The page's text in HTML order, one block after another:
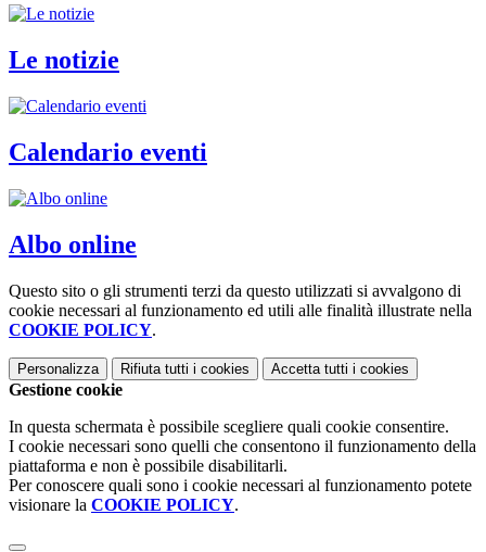
Le notizie
Calendario eventi
Albo online
Questo sito o gli strumenti terzi da questo utilizzati si avvalgono di
cookie necessari al funzionamento ed utili alle finalità illustrate nella
COOKIE POLICY.
Personalizza Rifiuta tutti i cookies Accetta tutti i cookies
Gestione cookie
In questa schermata è possibile scegliere quali cookie consentire.
I cookie necessari sono quelli che consentono il funzionamento della
piattaforma e non è possibile disabilitarli.
Per conoscere quali sono i cookie necessari al funzionamento potete
visionare la COOKIE POLICY.